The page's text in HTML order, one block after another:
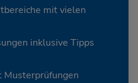
mit vielen
inklusive Tipps